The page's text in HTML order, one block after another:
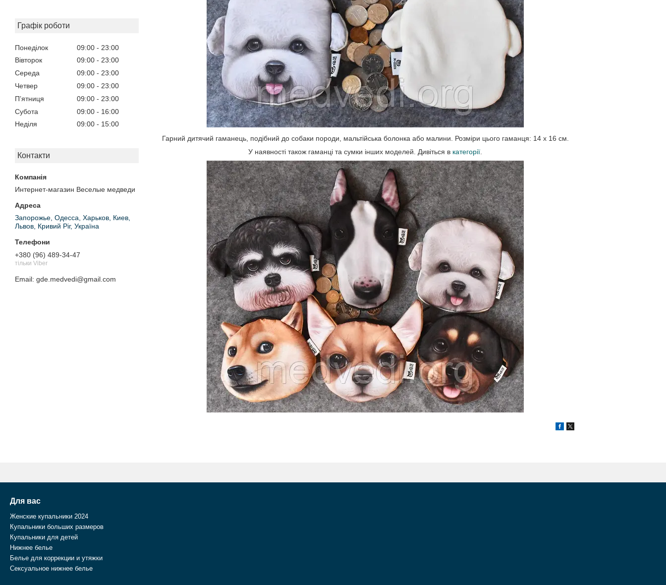
Графік роботи
Понеділок 09:00
23:00
Вівторок
09:00
23:00
Середа
09:00
23:00
Четвер
09:00
23:00
Пʼятниця
09:00
23:00
Субота
09:00
16:00
Неділя
09:00 15:00
Контакти
Интернет-магазин Веселые медведи
Запорожье, Одесса, Харьков, Киев,
Львов, Кривий Ріг, Україна
+380 (96) 489-34-47
тільки Viber
Email gde.medvedi@gmail.com
Гарний дитячий гаманець, подібний до собаки породи, мальтійська болонка або малини. Розміри цього гаманця: 14 х 16 см.
У наявності також гаманці та сумки інших моделей. Дивіться в категорії.
Для вас
Женские купальники 2024
Купальники больших размеров
Купальники для детей
Нижнее белье
Белье для коррекции и утяжки
Сексуальное нижнее белье